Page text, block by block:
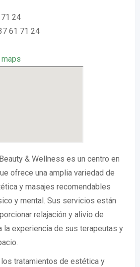
71 24
61 71 24
& Wellness es un centro en
ofrece una amplia variedad de
y masajes recomendables
y mental. Sus servicios están
relajación y alivio de
la experiencia de sus terapeutas y
tratamientos de estética y